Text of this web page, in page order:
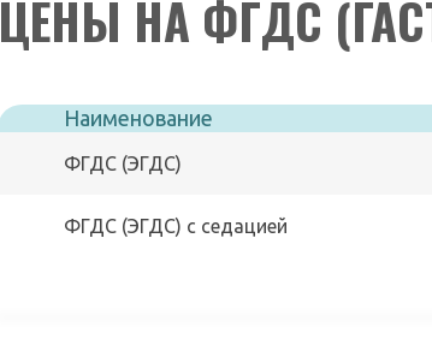
ЦЕНЫ НА ФГДС
Наименование
ФГДС (ЭГДС)
ФГДС (ЭГДС) с седацией